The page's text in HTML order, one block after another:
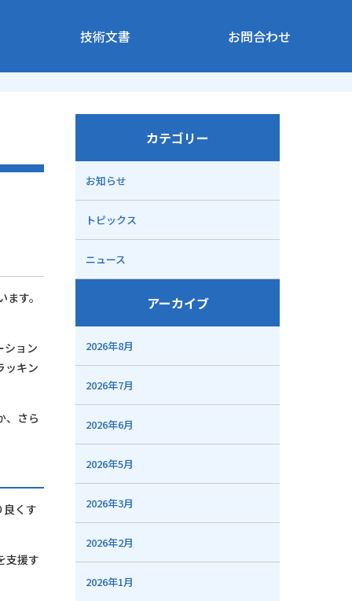
技術文書 お問合わせ
す。
ション
ッキン
、さら
良くす
支援す
カテゴリー
お知らせ
トピックス
ニュース
アーカイブ
2026年8月
2026年7月
2026年6月
2026年5月
2026年3月
2026年2月
2026年1月